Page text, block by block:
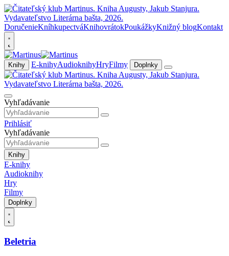
DoručenieKníhkupectváKnihovrátokPoukážkyKnižný blogKontakt
Knihy E-knihyAudioknihyHryFilmy Doplnky
Vyhľadávanie
Prihlásiť
Vyhľadávanie
Knihy
E-knihy
Audioknihy
Hry
Filmy
Doplnky
Beletria